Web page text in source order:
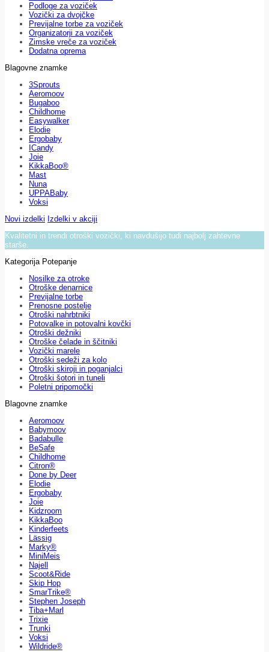
Podloge za voziček
Vozički za dvojčke
Previjalne torbe za voziček
Organizatorji za voziček
Zimske vreče za voziček
Dodatna oprema
Blagovne znamke
3Sprouts
Aeromoov
Bugaboo
Childhome
Easywalker
Elodie
Ergobaby
ICandy
Joie
KikkaBoo®
Mast
Nuna
UPPABaby
Voksi
Novi izdelki Izdelki v akciji
Kvalitetni in trendi otroški vozički, ki navdušijo tudi najbolj zahtevne
starše.
Kategorija Potepanje
Nosilke za otroke
Otroške denarnice
Previjalne torbe
Prenosne postelje
Otroški nahrbtniki
Potovalke in potovalni kovčki
Otroški dežniki
Otroške čelade in ščitniki
Vozički marele
Otroški sedeži za kolo
Otroški skiroji in poganjalci
Otroški šotori in tuneli
Poletni pripomočki
Blagovne znamke
Aeromoov
Babymoov
Badabulle
BeSafe
Childhome
Citron®
Done by Deer
Elodie
Ergobaby
Joie
Kidzroom
KikkaBoo
Kinderfeets
Lässig
Marky®
MiniMeis
Najell
Scoot&Ride
Skip Hop
SmarTrike®
Stephen Joseph
Tiba+Marl
Trixie
Trunki
Voksi
Wildride®